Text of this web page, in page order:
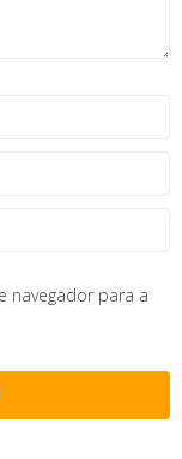
navegador para a